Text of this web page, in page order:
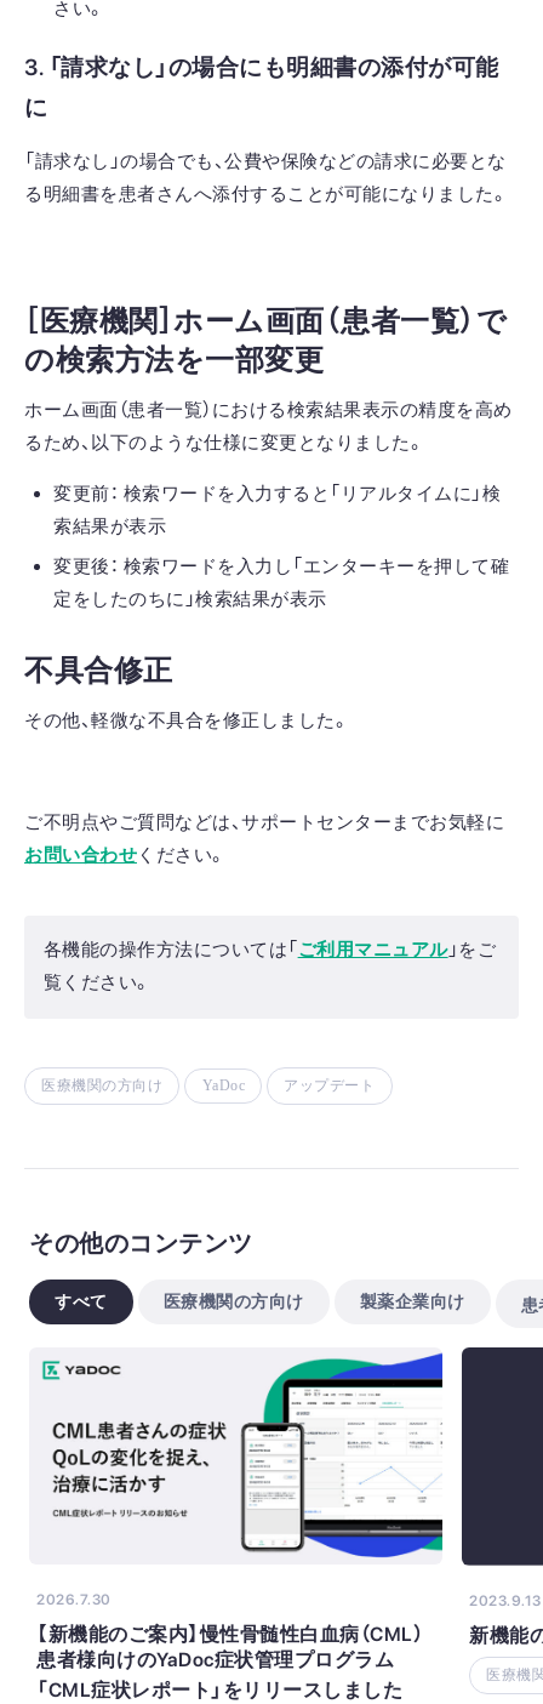
さい。
3. 「請求なし」の場合にも明細書の添付が可能
に
「請求なし」の場合でも、公費や保険などの請求に必要とな
る明細書を患者さんへ添付することが可能になりました。
［医療機関］ホーム画面（患者一覧）で
の検索方法を一部変更
ホーム画面（患者一覧）における検索結果表示の精度を高め
るため、以下のような仕様に変更となりました。
変更前： 検索ワードを入力すると「リアルタイムに」検
索結果が表示
変更後： 検索ワードを入力し「エンターキーを押して確
定をしたのちに」検索結果が表示
不具合修正
その他、軽微な不具合を修正しました。
ご不明点やご質問などは、サポートセンターまでお気軽に
お問い合わせ ください。
各機能の操作方法については「 ご利用マニュアル」をご
覧ください。
医療機関の方向け YaDoc アップデート
その他のコンテンツ
すべて 医療機関の方向け 製薬企業向け 患
2026.7.30
【新機能のご案内】慢性骨髄性白血病（CML）
患者様向けのYaDoc症状管理プログラム
「CML症状レポート」をリリースしました
2023.9.13
新機能
医療機